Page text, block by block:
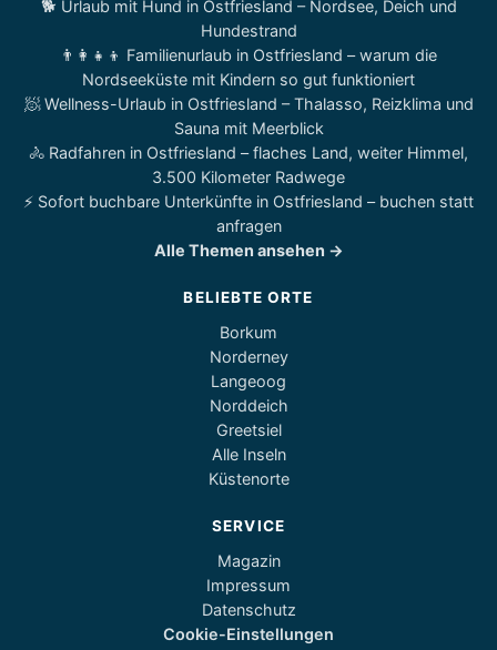
🐕 Urlaub mit Hund in Ostfriesland – Nordsee, Deich und
Hundestrand
👨‍👩‍👧‍👦 Familienurlaub in Ostfriesland – warum die
Nordseeküste mit Kindern so gut funktioniert
🧖 Wellness-Urlaub in Ostfriesland – Thalasso, Reizklima und
Sauna mit Meerblick
🚴 Radfahren in Ostfriesland – flaches Land, weiter Himmel,
3.500 Kilometer Radwege
⚡ Sofort buchbare Unterkünfte in Ostfriesland – buchen statt
anfragen
Alle Themen ansehen →
BELIEBTE ORTE
Borkum
Norderney
Langeoog
Norddeich
Greetsiel
Alle Inseln
Küstenorte
SERVICE
Magazin
Impressum
Datenschutz
Cookie-Einstellungen